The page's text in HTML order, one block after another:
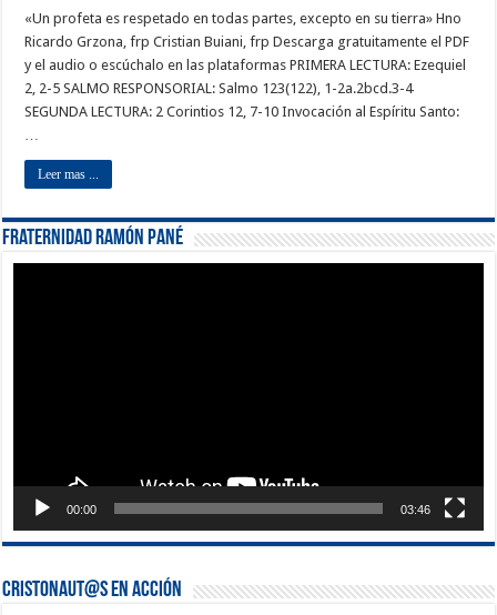
«Un profeta es respetado en todas partes, excepto en su tierra» Hno
Ricardo Grzona, frp Cristian Buiani, frp Descarga gratuitamente el PDF
y el audio o escúchalo en las plataformas PRIMERA LECTURA: Ezequiel
2, 2-5 SALMO RESPONSORIAL: Salmo 123(122), 1-2a.2bcd.3-4
SEGUNDA LECTURA: 2 Corintios 12, 7-10 Invocación al Espíritu Santo:
Leer mas ...
Fraternidad Ramón Pané
00:00 03:46
Cristonaut@s en Acción